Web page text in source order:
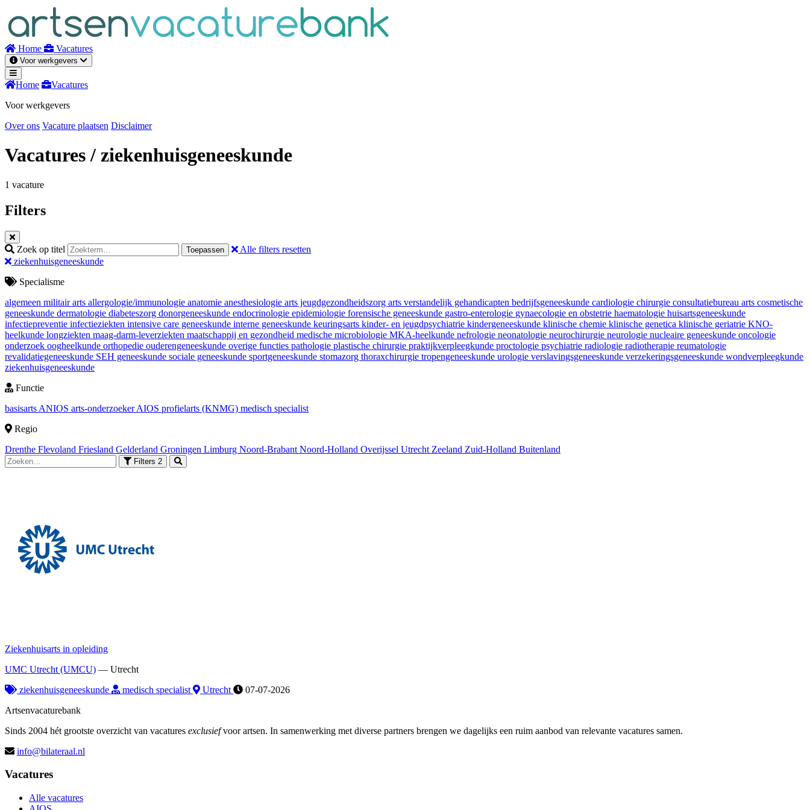
inhoud
Home Vacatures
Voor werkgevers
Home
Vacatures
Voor werkgevers
Over ons Vacature plaatsen Disclaimer
Vacatures/ ziekenhuisgeneeskunde
1 vacature
Filters
Zoek op titel Toepassen
Alle filters resetten
ziekenhuisgeneeskunde
Specialisme
algemeen militair arts allergologie/immunologie anatomie anesthesiologie arts jeugdgezondheidszorg arts verstandelijk gehandicapten bedrijfsgeneeskunde cardiologie chirurgie consultatiebureau arts cosmetische
geneeskunde dermatologie diabeteszorg donorgeneeskunde endocrinologie epidemiologie forensische geneeskunde gastro-enterologie gynaecologie en obstetrie haematologie huisartsgeneeskunde
infectiepreventie infectieziekten intensive care geneeskunde interne geneeskunde keuringsarts kinder- en jeugdpsychiatrie kindergeneeskunde klinische chemie klinische genetica klinische geriatrie KNO-
heelkunde longziekten maag-darm-leverziekten maatschappij en gezondheid medische microbiologie MKA-heelkunde nefrologie neonatologie neurochirurgie neurologie nucleaire geneeskunde oncologie
onderzoek oogheelkunde orthopedie ouderengeneeskunde overige functies pathologie plastische chirurgie praktijkverpleegkunde proctologie psychiatrie radiologie radiotherapie reumatologie
revalidatiegeneeskunde SEH geneeskunde sociale geneeskunde sportgeneeskunde stomazorg thoraxchirurgie tropengeneeskunde urologie verslavingsgeneeskunde verzekeringsgeneeskunde wondverpleegkunde
ziekenhuisgeneeskunde
Functie
basisarts ANIOS arts-onderzoekerAIOS profielarts (KNMG) medisch specialist
Regio
Drenthe Flevoland Friesland Gelderland Groningen Limburg Noord-Brabant Noord-Holland Overijssel Utrecht Zeeland Zuid-Holland Buitenland
Filters 2
Ziekenhuisarts in opleiding
UMC Utrecht (UMCU) — Utrecht
ziekenhuisgeneeskunde
medisch specialist Utrecht
07-07-2026
Artsenvacaturebank
Sinds 2004 hét grootste overzicht van vacatures exclusiefvoor artsen. In samenwerking met diverse partners brengen we dagelijks een ruim aanbod van relevante vacatures samen.
info@bilateraal.nl
Vacatures
Alle vacatures